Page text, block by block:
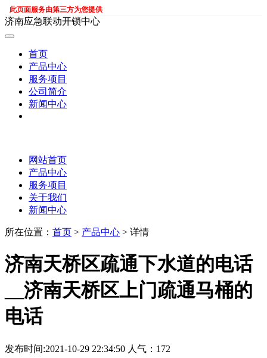
此页面服务由第三方为您提供
济南应急联动开锁中心
首页
产品中心
服务项目
公司简介
新闻中心
网站首页
产品中心
服务项目
关于我们
新闻中心
所在位置： 首页 > 产品中心 > 详情
济南天桥区疏通下水道的电话
__济南天桥区上门疏通马桶的
电话
发布时间:2021-10-29 22:34:50 人气：172